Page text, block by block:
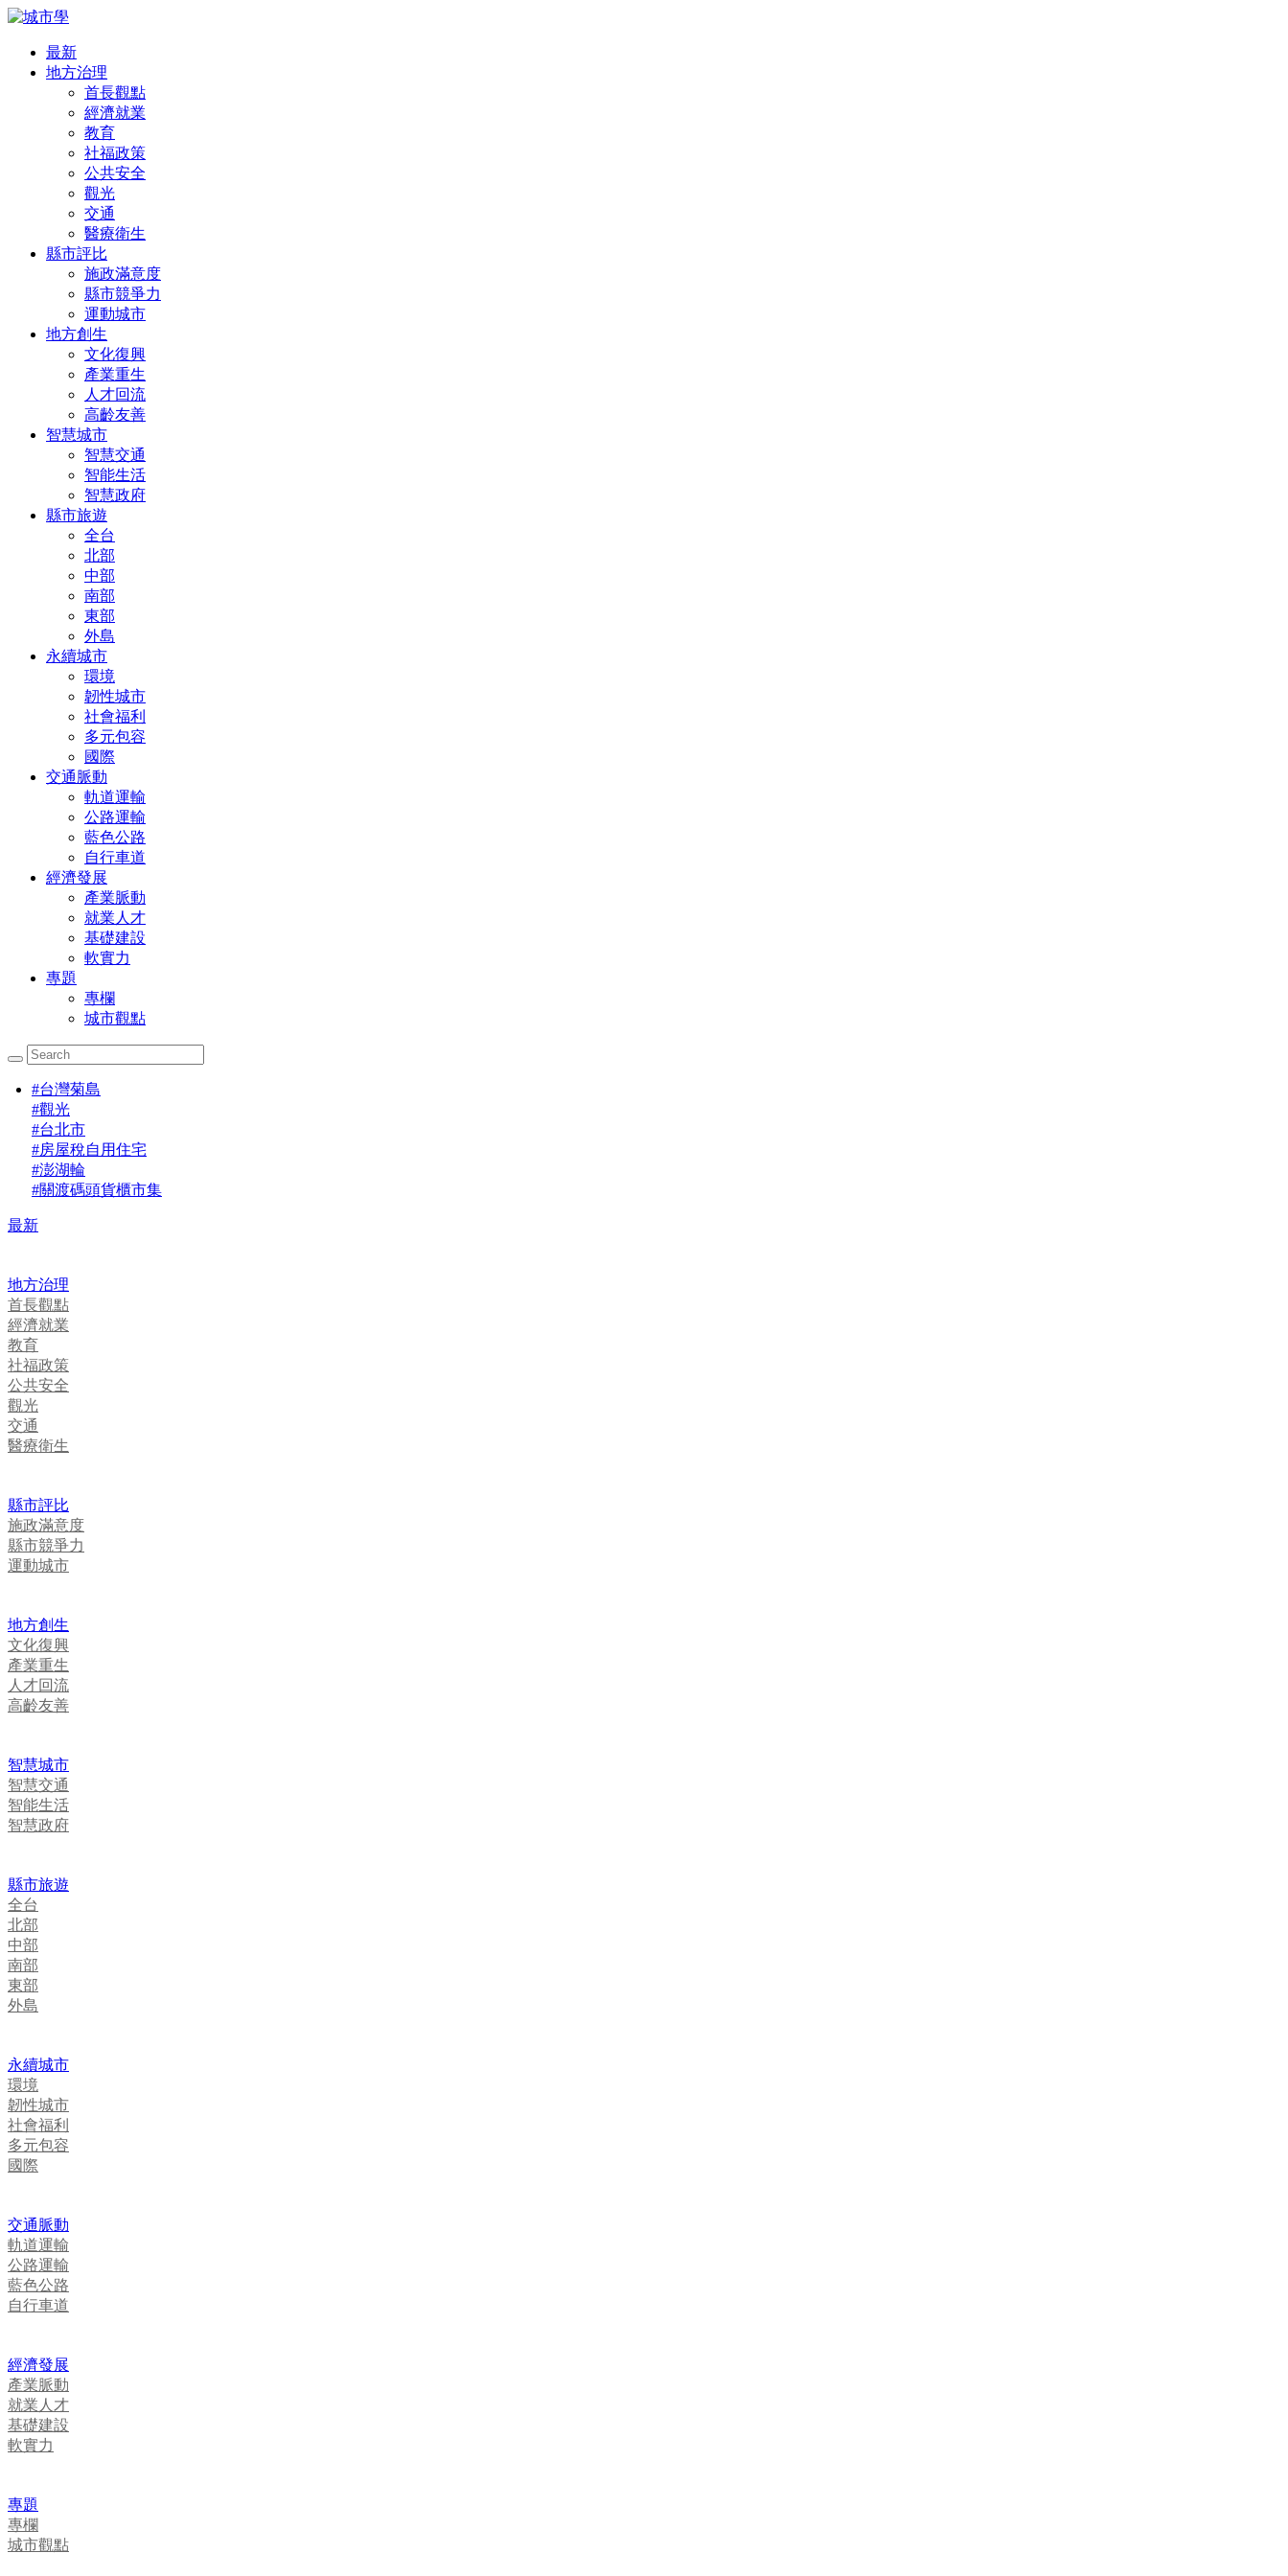
最新
地方治理
首長觀點
經濟就業
教育
社福政策
公共安全
觀光
交通
醫療衛生
縣市評比
施政滿意度
縣市競爭力
運動城市
地方創生
文化復興
產業重生
人才回流
高齡友善
智慧城市
智慧交通
智能生活
智慧政府
縣市旅遊
全台
北部
中部
南部
東部
外島
永續城市
環境
韌性城市
社會福利
多元包容
國際
交通脈動
軌道運輸
公路運輸
藍色公路
自行車道
經濟發展
產業脈動
就業人才
基礎建設
軟實力
專題
專欄
城市觀點
#台灣菊島
#觀光
#台北市
#房屋稅自用住宅
#澎湖輪
#關渡碼頭貨櫃市集
最新
地方治理
首長觀點
經濟就業
教育
社福政策
公共安全
觀光
交通
醫療衛生
縣市評比
施政滿意度
縣市競爭力
運動城市
地方創生
文化復興
產業重生
人才回流
高齡友善
智慧城市
智慧交通
智能生活
智慧政府
縣市旅遊
全台
北部
中部
南部
東部
外島
永續城市
環境
韌性城市
社會福利
多元包容
國際
交通脈動
軌道運輸
公路運輸
藍色公路
自行車道
經濟發展
產業脈動
就業人才
基礎建設
軟實力
專題
專欄
城市觀點